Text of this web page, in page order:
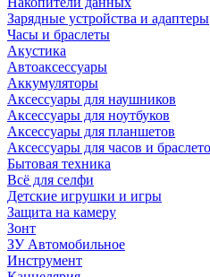
Зарядные устройства и адаптеры
Часы и браслеты
Акустика
Автоаксессуары
Аккумуляторы
Аксессуары для наушников
Аксессуары для ноутбуков
Аксессуары для планшетов
Аксессуары для часов и
Бытовая техника
Всё для селфи
Детские игрушки и игры
Защита на камеру
Зонт
ЗУ Автомобильное
Инструмент